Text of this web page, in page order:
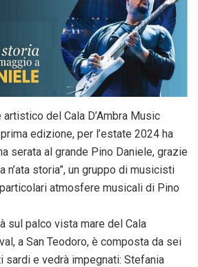
del Cala D’Ambra Music
edizione, per l’estate 2024 ha
serata al grande Pino Daniele, grazie
n’ata storia”, un gruppo di musicisti
atmosfere musicali di Pino
sul palco vista mare del Cala
a San Teodoro, è composta da sei
e vedrà impegnati: Stefania